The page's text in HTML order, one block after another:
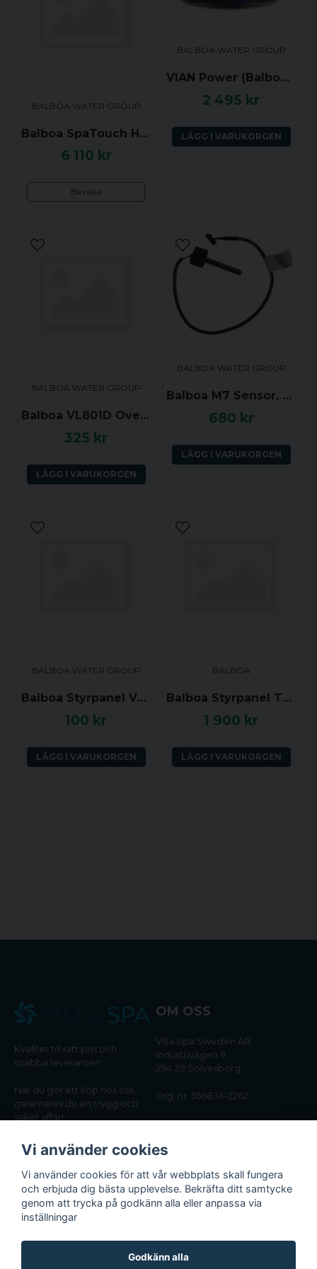
BALBOA WATER GROUP
Balboa SpaTouch H2 Styrpanel Square, 173x145 mm, 57221
6 110 kr
Bevaka
BALBOA WATER GROUP
VIAN Power (Balboa) Styrpanel TP600 - Jets 1, Jets 2, Jets 3, Up, Down, Light
2 495 kr
LÄGG I VARUKORGEN
BALBOA WATER GROUP
Balboa VL801D Overlay
325 kr
LÄGG I VARUKORGEN
BALBOA WATER GROUP
Balboa M7 Sensor, 12 tum
680 kr
LÄGG I VARUKORGEN
BALBOA WATER GROUP
Balboa Styrpanel VL700/VL700S Manual
100 kr
LÄGG I VARUKORGEN
BALBOA
Balboa Styrpanel TP200T - Temp, Jets, Light, Aux - 57282
1 900 kr
LÄGG I VARUKORGEN
Kvalitet till rätt pris och
snabba leveranser!
När du gör ett köp hos oss
garanteras du en trygg och
säker affär!
OM OSS
Villa Spa Sweden AB
Industrivägen 9
294 39 Sölvesborg
Org. nr: 556836-2262
Tel:0456-405566
Email:
INFORMATION
Om oss
Integritetspolicy
Vi använder cookies
Vi använder cookies för att vår webbplats skall fungera
och erbjuda dig bästa upplevelse. Bekräfta ditt samtycke
genom att trycka på godkänn alla eller anpassa via
inställningar
Godkänn alla